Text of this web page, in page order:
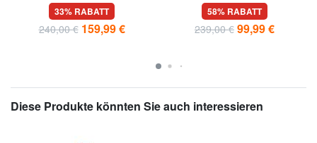
Trolley
33% RABATT
240,00 € 159,99 €
58% RABATT
239,00 € 99,99 €
Diese Produkte könnten Sie auch interessieren